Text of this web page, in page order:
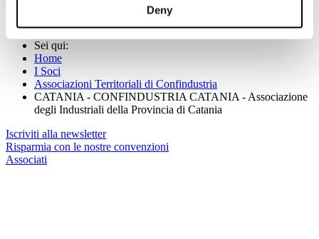
Deny
Sei qui:
Home
I Soci
Associazioni Territoriali di Confindustria
CATANIA - CONFINDUSTRIA CATANIA - Associazione
degli Industriali della Provincia di Catania
Iscriviti alla newsletter
Risparmia con le nostre convenzioni
Associati